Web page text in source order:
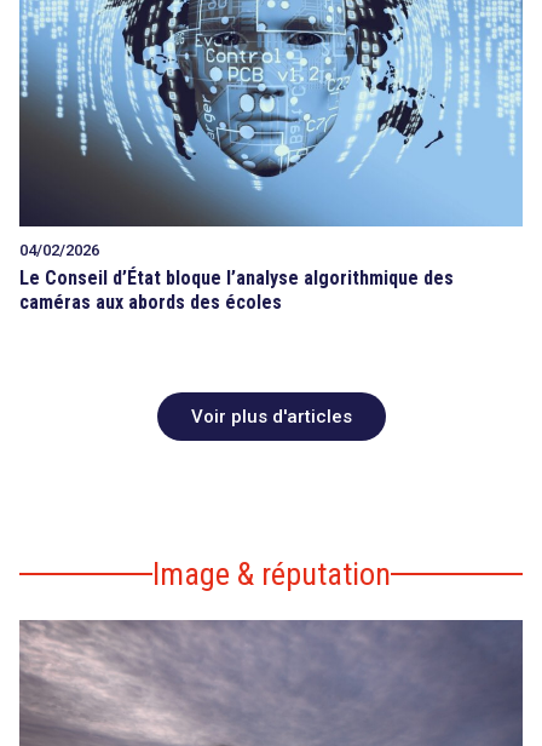
04/02/2026
Le Conseil d’État bloque l’analyse algorithmique des
caméras aux abords des écoles
Voir plus d'articles
Image & réputation